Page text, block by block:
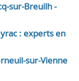
sur-Breuilh -
: experts en
sur-Vienne